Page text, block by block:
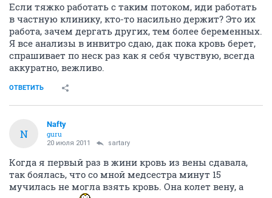
Если тяжко работать с таким потоком, иди работать
в частную клинику, кто-то насильно держит? Это их
работа, зачем дергать других, тем более беременных.
Я все анализы в инвитро сдаю, дак пока кровь берет,
спрашивает по неск раз как я себя чувствую, всегда
аккуратно, вежливо.
ОТВЕТИТЬ
N
Nafty
guru
20 июля 2011 sartary
Когда я первый раз в жини кровь из вены сдавала,
так боялась, что со мной медсестра минут 15
мучилась не могла взять кровь. Она колет вену, а